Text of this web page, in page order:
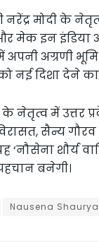
नरेंद्र मोदी के
मेक इन इंडिया
अग्रणी
नई दिशा देने
के नेतृत्व में
सैन्य गौरव
शौर्य
बनेगी।
Nausena